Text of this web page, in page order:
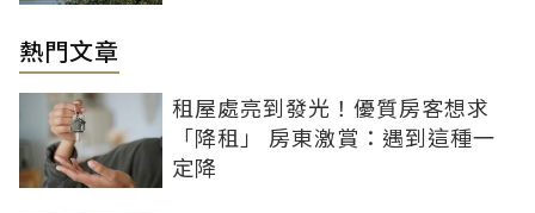
熱門文章
租屋處亮到發光！優質房客想求
「降租」 房東激賞：遇到這種一
定降